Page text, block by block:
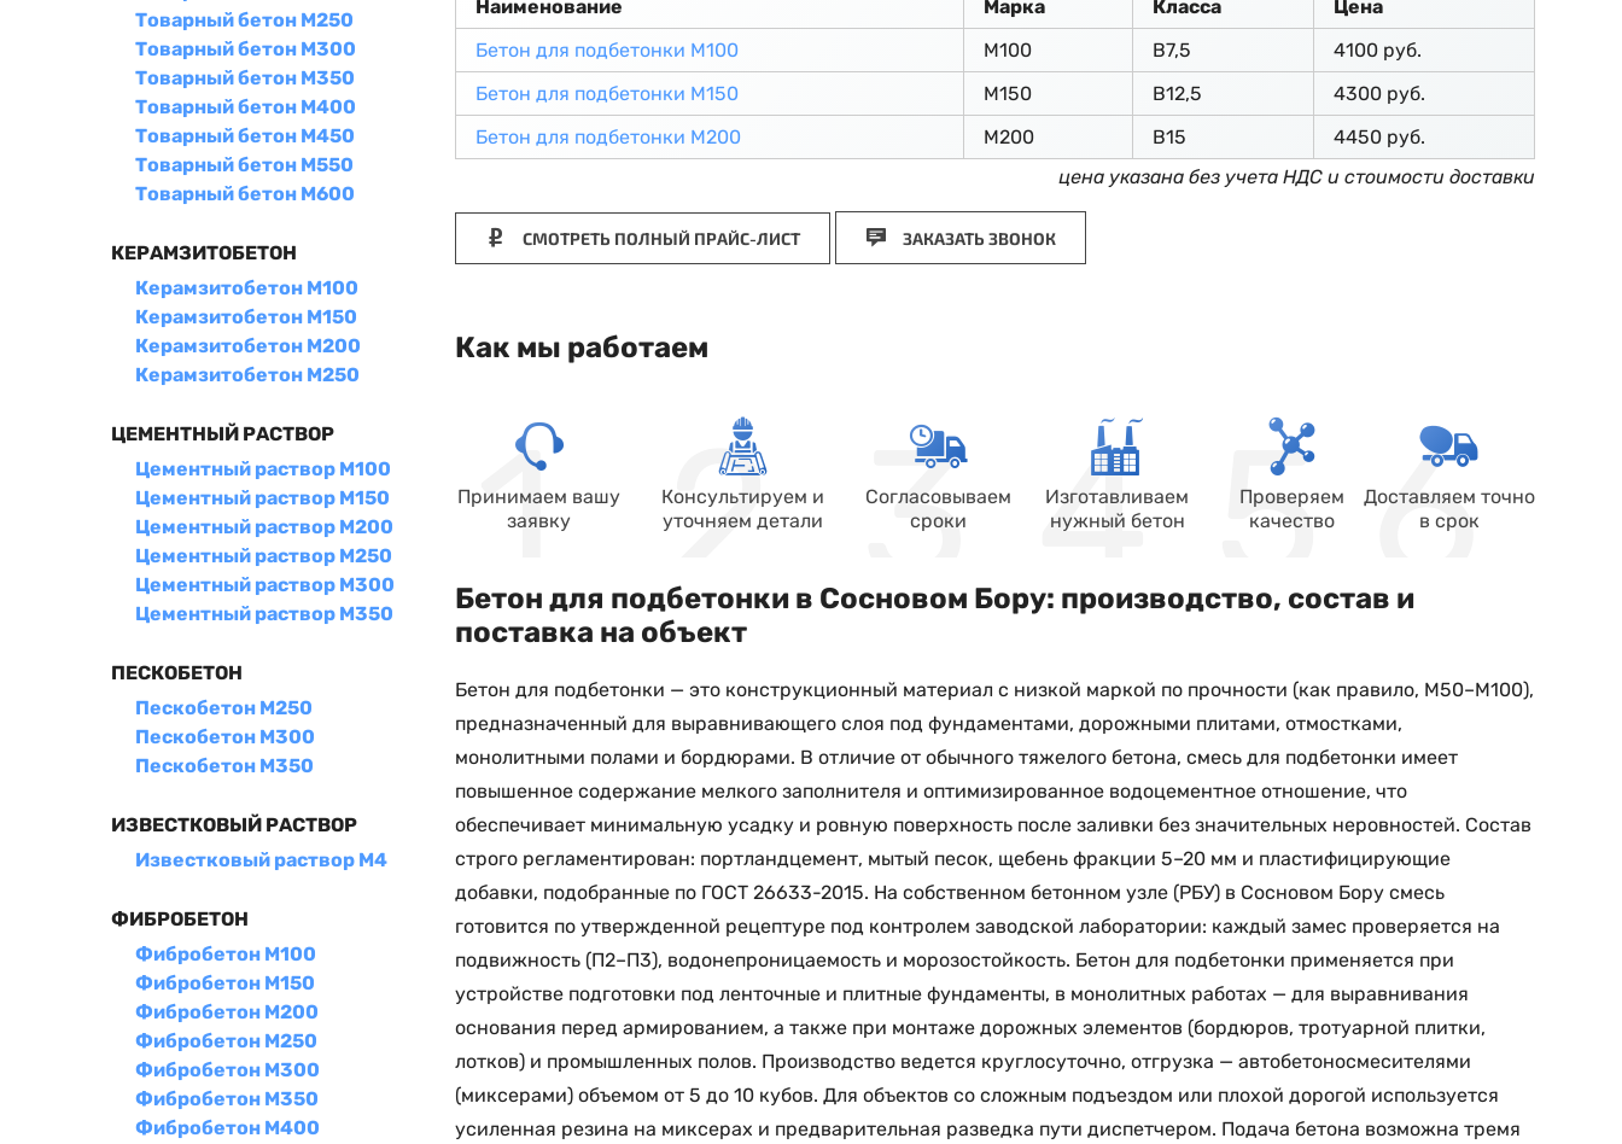
Товарный бетон М250
Товарный бетон М300
Товарный бетон М350
Товарный бетон М400
Товарный бетон М450
Товарный бетон М550
Товарный бетон М600
КЕРАМЗИТОБЕТОН
Керамзитобетон М100
Керамзитобетон М150
Керамзитобетон М200
Керамзитобетон М250
ЦЕМЕНТНЫЙ РАСТВОР
Цементный раствор М100
Цементный раствор М150
Цементный раствор М200
Цементный раствор М250
Цементный раствор М300
Цементный раствор М350
ПЕСКОБЕТОН
Пескобетон М250
Пескобетон М300
Пескобетон М350
ИЗВЕСТКОВЫЙ РАСТВОР
Известковый раствор М4
ФИБРОБЕТОН
Фибробетон М100
Фибробетон М150
Фибробетон М200
Фибробетон М250
Фибробетон М300
Фибробетон М350
Фибробетон М400
Наименование Марка Класса
Цена
Бетон для подбетонки М100
М100 В7,5
4100 руб.
Бетон для подбетонки М150
М150 В12,5
4300 руб.
Бетон для подбетонки М200
М200 В15
4450 руб.
цена указана без учета НДС и стоимости доставки
СМОТРЕТЬ ПОЛНЫЙ ПРАЙС-ЛИСТ ЗАКАЗАТЬ ЗВОНОК
Как мы работаем
Принимаем вашу
заявку
Консультируем и
уточняем детали
Согласовываем
сроки
Изготавливаем
нужный бетон
Проверяем
качество
Доставляем точно
в срок
Бетон для подбетонки в Сосновом Бору: производство, состав и
поставка на объект
Бетон для подбетонки — это конструкционный материал с низкой маркой по прочности (как правило, М50–М100),
предназначенный для выравнивающего слоя под фундаментами, дорожными плитами, отмостками,
монолитными полами и бордюрами. В отличие от обычного тяжелого бетона, смесь для подбетонки имеет
повышенное содержание мелкого заполнителя и оптимизированное водоцементное отношение, что
обеспечивает минимальную усадку и ровную поверхность после заливки без значительных неровностей. Состав
строго регламентирован: портландцемент, мытый песок, щебень фракции 5–20 мм и пластифицирующие
добавки, подобранные по ГОСТ 26633-2015. На собственном бетонном узле (РБУ) в Сосновом Бору смесь
готовится по утвержденной рецептуре под контролем заводской лаборатории: каждый замес проверяется на
подвижность (П2–П3), водонепроницаемость и морозостойкость. Бетон для подбетонки применяется при
устройстве подготовки под ленточные и плитные фундаменты, в монолитных работах — для выравнивания
основания перед армированием, а также при монтаже дорожных элементов (бордюров, тротуарной плитки,
лотков) и промышленных полов. Производство ведется круглосуточно, отгрузка — автобетоносмесителями
(миксерами) объемом от 5 до 10 кубов. Для объектов со сложным подъездом или плохой дорогой используется
усиленная резина на миксерах и предварительная разведка пути диспетчером. Подача бетона возможна тремя